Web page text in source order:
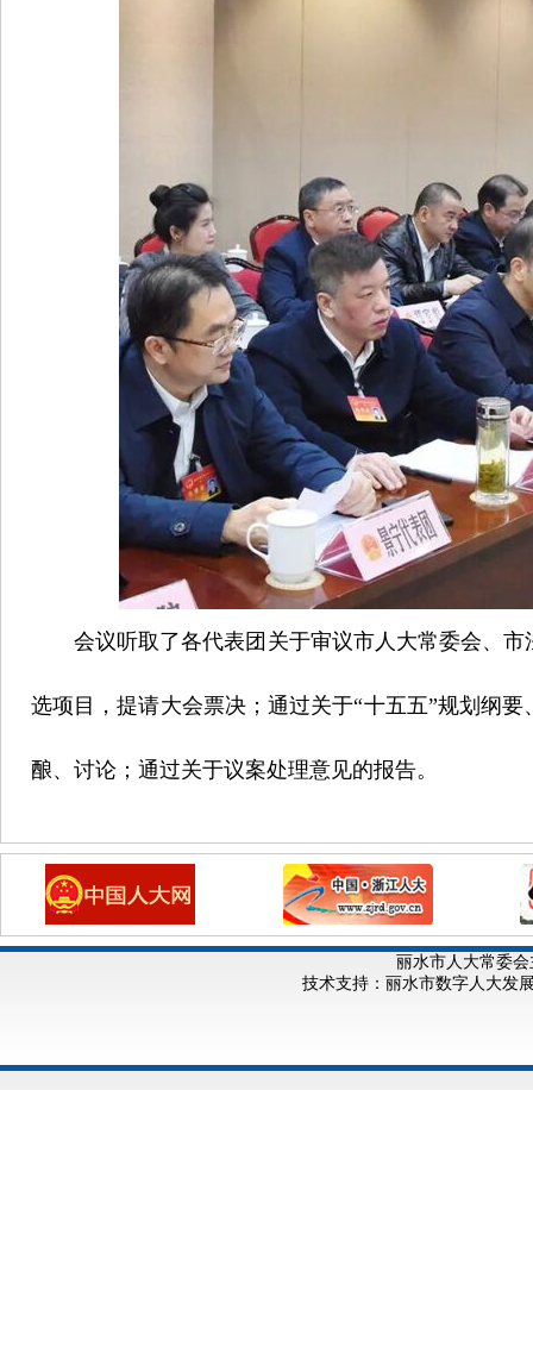
会议听取了各代表团关于审议市人大常委会、
选项目，提请大会票决；通过关于“十五五”规划纲
酿、讨论；通过关于议案处理意见的报告。
丽水市人大常委会
技术支持：丽水市数字人大发